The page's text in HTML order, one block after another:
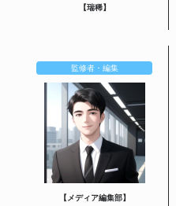
【瑞稀】
監修者・編集
【メディア編集部】